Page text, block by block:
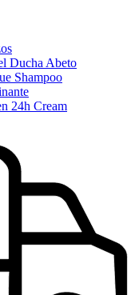
Ducha Abeto
Shampoo
24h Cream